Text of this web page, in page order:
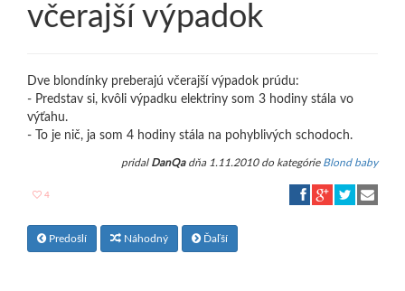
včerajší výpadok
Dve blondínky preberajú včerajší výpadok prúdu:
- Predstav si, kvôli výpadku elektriny som 3 hodiny stála vo
výťahu.
- To je nič, ja som 4 hodiny stála na pohyblivých schodoch.
pridal DanQadňa 1.11.2010 do kategórie Blond baby
4
Predošlí Náhodný Ďaľší